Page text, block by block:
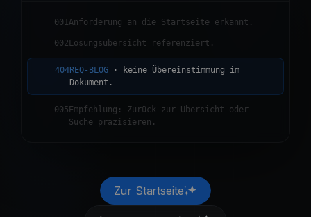
001Anforderung an die Startseite erkannt.
002 Lösungsübersicht referenziert.
404REQ-BLOG · keine Übereinstimmung im
Dokument.
005 Empfehlung: Zurück zur Übersicht oder
Suche präzisieren.
Zur Startseite